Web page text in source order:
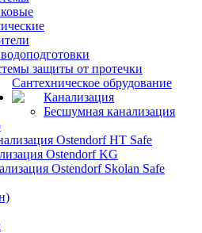
защиты от протечки
Сантехническое обрудование
Канализация
Бесшумная канализация
Ostendorf HT Safe
Ostendorf KG
Ostendorf Skolan Safe